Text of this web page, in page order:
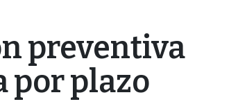
preventiva
por plazo